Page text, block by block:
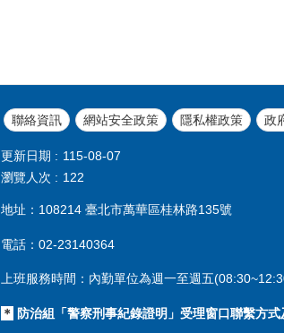
聯絡資訊 網站安全政策 隱私權政策 政
更新日期
115-08-07
瀏覽人次
122
地址：108214 臺北市萬華區桂林路135號
電話：02-23140364
上班服務時間：內勤單位為週一至週五
＊ 防治組「警察刑事紀錄證明」受理窗口聯繫方